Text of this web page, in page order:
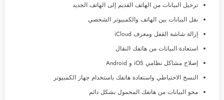
ترحيل البيانات من الهاتف القديم إلى الهاتف الجديد
نقل البيانات بين الهاتف والكمبيوتر الشخصي
إزالة شاشة القفل ومعرف iCloud
استعادة البيانات من هاتفك النقال
إصلاح مشاكل نظامي iOS و Android
النسخ الاحتياطي واستعادة هاتفك باستخدام جهاز الكمبيوتر
محو البيانات من هاتفك المحمول بشكل دائم